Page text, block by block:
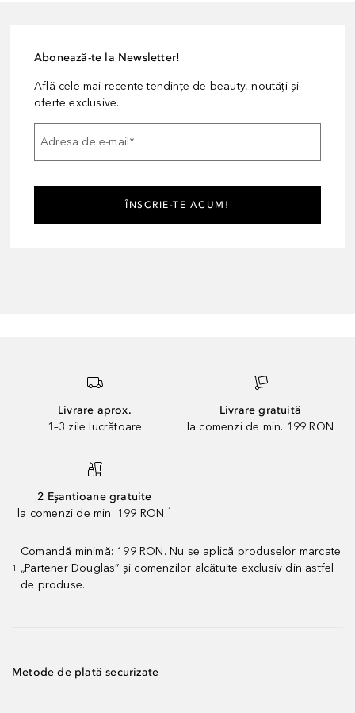
Abonează-te la Newsletter!
Află cele mai recente tendințe de beauty, noutăți și
oferte exclusive.
Adresa de e-mail*
ÎNSCRIE-TE ACUM!
Livrare aprox.
1–3 zile lucrătoare
Livrare gratuită
la comenzi de min. 199 RON
2 Eșantioane gratuite
la comenzi de min. 199 RON ¹
1
Comandă minimă: 199 RON. Nu se aplică produselor marcate
„Partener Douglas” și comenzilor alcătuite exclusiv din astfel
de produse.
Metode de plată securizate